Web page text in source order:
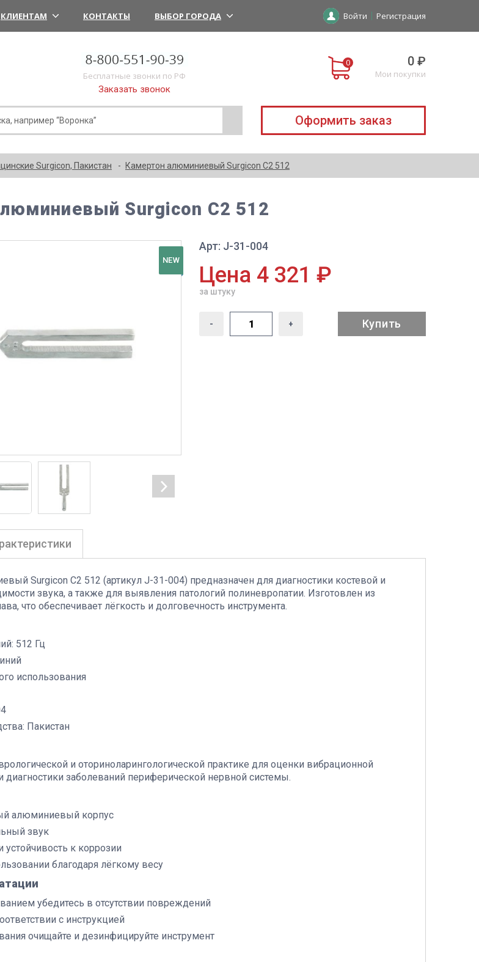
КЛИЕНТАМ КОНТАКТЫ ВЫБОР ГОРОДА Войти Регистрация
Бесплатные звонки по РФ
Заказать звонок
0 ₽
Мои покупки
Оформить заказ
Surgicon, Пакистан Камертон алюминиевый Surgicon C2 512
Surgicon C2 512
NEW
Арт: J-31-004
Цена 4 321 ₽
за штуку
- + Купить
Surgicon C2 512 (артикул J-31-004) предназначен для диагностики костевой и
звука, а также для выявления патологий полиневропатии. Изготовлен из
что обеспечивает лёгкость и долговечность инструмента.
512 Гц
использования
Пакистан
и оториноларингологической практике для оценки вибрационной
диагностики заболеваний периферической нервной системы.
алюминиевый корпус
звук
устойчивость к коррозии
благодаря лёгкому весу
убедитесь в отсутствии повреждений
с инструкцией
очищайте и дезинфицируйте инструмент